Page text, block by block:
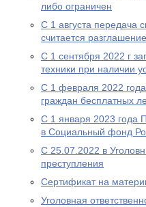
либо ограничен
С 1 августа передача
считается
С 1 сентября 2022 г
техники при наличии
С 1 февраля 2022 года
граждан бесплатных
С 1 января 2023 года
в Социальный фонд
С 25.07.2022 в
преступления
Сертификат на
Уголовная